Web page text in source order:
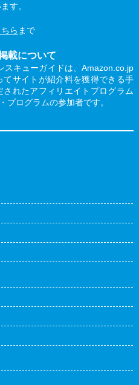
す。
ちら まで
載について
スキューガイドは、Amazon.co.jp
サイトが紹介料を獲得できる手
れたアフィリエイトプログラム
プログラムの参加者です。